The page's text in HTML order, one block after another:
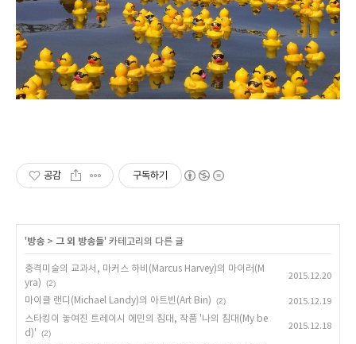
공감 구독하기
'방송 > 그 외 방송들' 카테고리의 다른 글
충격미술의 교과서, 마커스 하비(Marcus Harvey)의 마이러(M
yra)
(2)
2015.12.20
마이클 랜디(Michael Landy)의 아트빈(Art Bin) (2)
2015.12.19
스타킹이 놓여진 트레이시 에민의 침대, 작품 '나의 침대(My be
d)'
(2)
2015.12.18